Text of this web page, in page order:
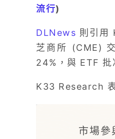
流行)
DLNews 則引用
芝商所 (CME)
24%，與 ETF 批
K33 Research 表
市場參